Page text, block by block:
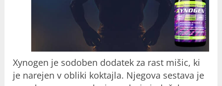
Xynogen je sodoben dodatek za rast mišic, ki
je narejen v obliki koktajla. Njegova sestava je